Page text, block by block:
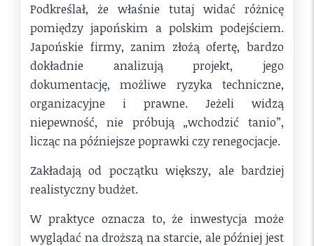
Podkreślał, że właśnie tutaj widać różnicę
pomiędzy japońskim a polskim podejściem.
Japońskie firmy, zanim złożą ofertę, bardzo
dokładnie analizują projekt, jego
dokumentację, możliwe ryzyka techniczne,
organizacyjne i prawne. Jeżeli widzą
niepewność, nie próbują „wchodzić tanio”,
licząc na późniejsze poprawki czy renegocjacje.
Zakładają od początku większy, ale bardziej
realistyczny budżet.
W praktyce oznacza to, że inwestycja może
wyglądać na droższą na starcie, ale później jest